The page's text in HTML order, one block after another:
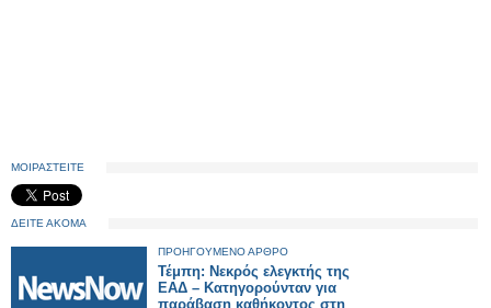
ΜΟΙΡΑΣΤΕΙΤΕ
ΔΕΙΤΕ ΑΚΟΜΑ
ΠΡΟΗΓΟΥΜΕΝΟ ΑΡΘΡΟ
Τέμπη: Νεκρός ελεγκτής της
ΕΑΔ – Κατηγορούνταν για
παράβαση καθήκοντος στη